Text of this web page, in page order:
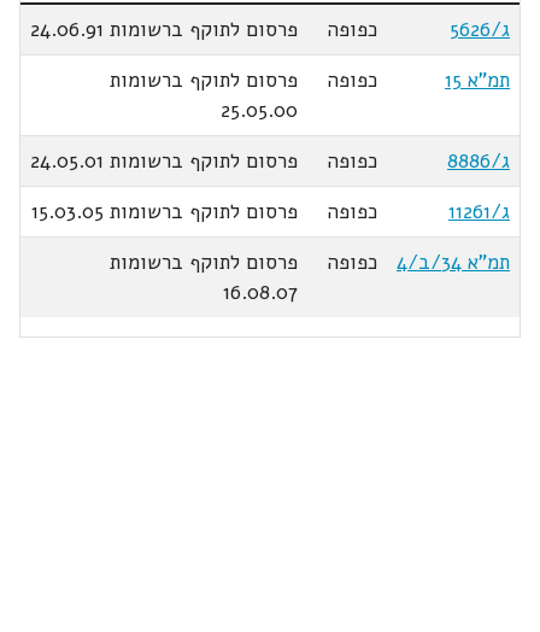
ג/5626
כפופה
פרסום לתוקף ברשומות 24.06.91
תמ"א 15
כפופה
פרסום לתוקף ברשומות
25.05.00
ג/8886
כפופה
פרסום לתוקף ברשומות 24.05.01
ג/11261
כפופה
פרסום לתוקף ברשומות 15.03.05
תמ"א 34/ב/4
כפופה
פרסום לתוקף ברשומות
16.08.07